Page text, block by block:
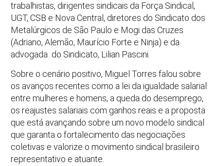
trabalhistas, dirigentes sindicais da Força Sindical,
UGT, CSB e Nova Central, diretores do Sindicato dos
Metalúrgicos de São Paulo e Mogi das Cruzes
(Adriano, Alemão, Maurício Forte e Ninja) e da
advogada do Sindicato, Lilian Pascini.
Sobre o cenário positivo, Miguel Torres falou sobre
os avanços recentes como a lei da igualdade salarial
entre mulheres e homens, a queda do desemprego,
os reajustes salariais com ganhos reais e a proposta
que está avançando sobre um novo modelo sindical
que garanta o fortalecimento das negociações
coletivas e valorize o movimento sindical brasileiro
representativo e atuante.